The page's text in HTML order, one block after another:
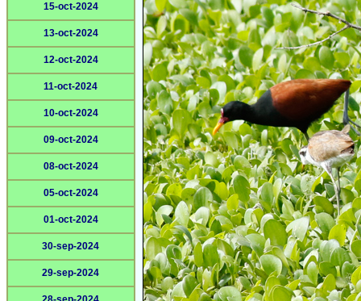
15-oct-2024
13-oct-2024
12-oct-2024
11-oct-2024
10-oct-2024
09-oct-2024
08-oct-2024
05-oct-2024
01-oct-2024
30-sep-2024
29-sep-2024